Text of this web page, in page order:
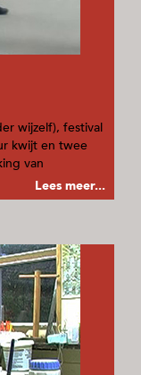
wijzelf), festival
kwijt en twee
van
Lees meer...